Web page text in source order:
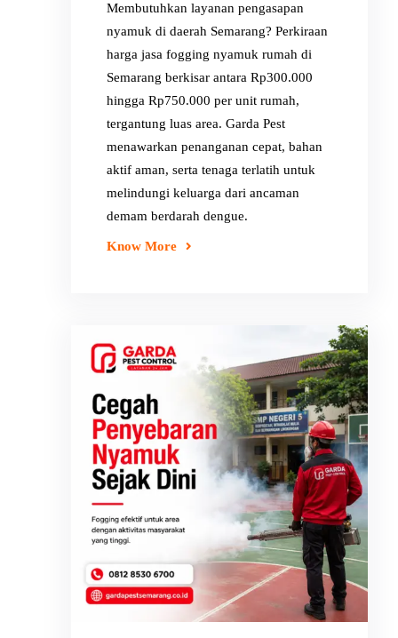
Membutuhkan layanan pengasapan
nyamuk di daerah Semarang? Perkiraan
harga jasa fogging nyamuk rumah di
Semarang berkisar antara Rp300.000
hingga Rp750.000 per unit rumah,
tergantung luas area. Garda Pest
menawarkan penanganan cepat, bahan
aktif aman, serta tenaga terlatih untuk
melindungi keluarga dari ancaman
demam berdarah dengue.
Know More